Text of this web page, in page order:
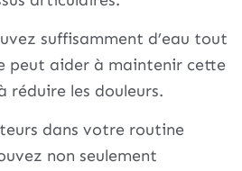
suffisamment d’eau tout
peut aider à maintenir cette
les douleurs.
dans votre routine
non seulement